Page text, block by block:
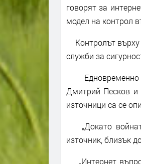
говорят за
модел на контрол
Контролът върху
служби за
Едновременно
Дмитрий Песков и
източници са се
„Докато
източник, близък
„Интернет